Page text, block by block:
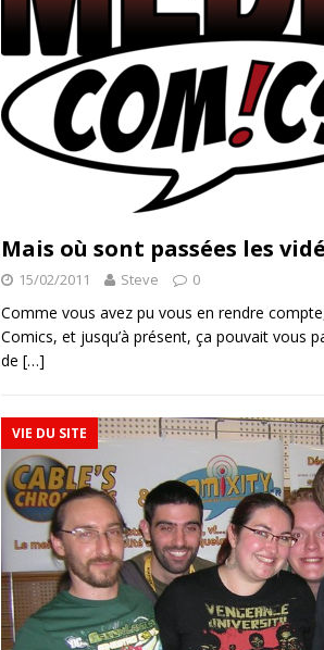
Mais où sont passées les
15/02/2011 Steve 0
Comme vous avez pu vous en rendre
Comics, et jusqu’à présent, ça pouvait vous
de […]
VIE DU SITE